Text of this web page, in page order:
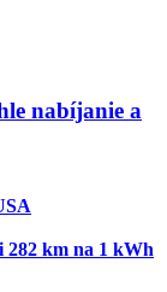
nabíjanie a
282 km na 1 kWh